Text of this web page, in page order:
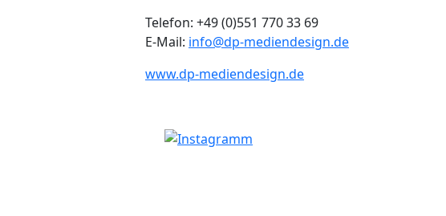
Telefon: +49 (0)551 770 33 69
E-Mail: info@dp-mediendesign.de
www.dp-mediendesign.de